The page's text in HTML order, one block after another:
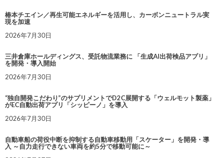
椿本チエイン／再生可能エネルギーを活用し、カーボンニュートラル実
現を加速
2026年7月30日
三井倉庫ホールディングス、受託物流業務に 「生成AI出荷検品アプリ」
を開発・導入開始
2026年7月30日
“独自開発こだわり”のサプリメントでD2C展開する「ウェルモット製薬」
がEC自動出荷アプリ「シッピーノ」を導入
2026年7月30日
自動車船の荷役中断を抑制する自動車移動用「スケーター」を開発・導
入 ～自力走行できない車両を約5分で移動可能に～